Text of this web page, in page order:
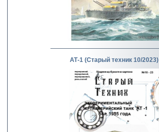
АТ-1 (Старый техник 10/2023)